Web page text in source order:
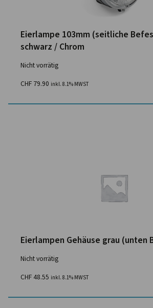
Eierlampe 103mm (seitliche
schwarz / Chrom
Nicht vorrätig
CHF 79.90 inkl. 8.1% MWST
Eierlampen Gehäuse grau (unten
Nicht vorrätig
CHF 48.55 inkl. 8.1% MWST